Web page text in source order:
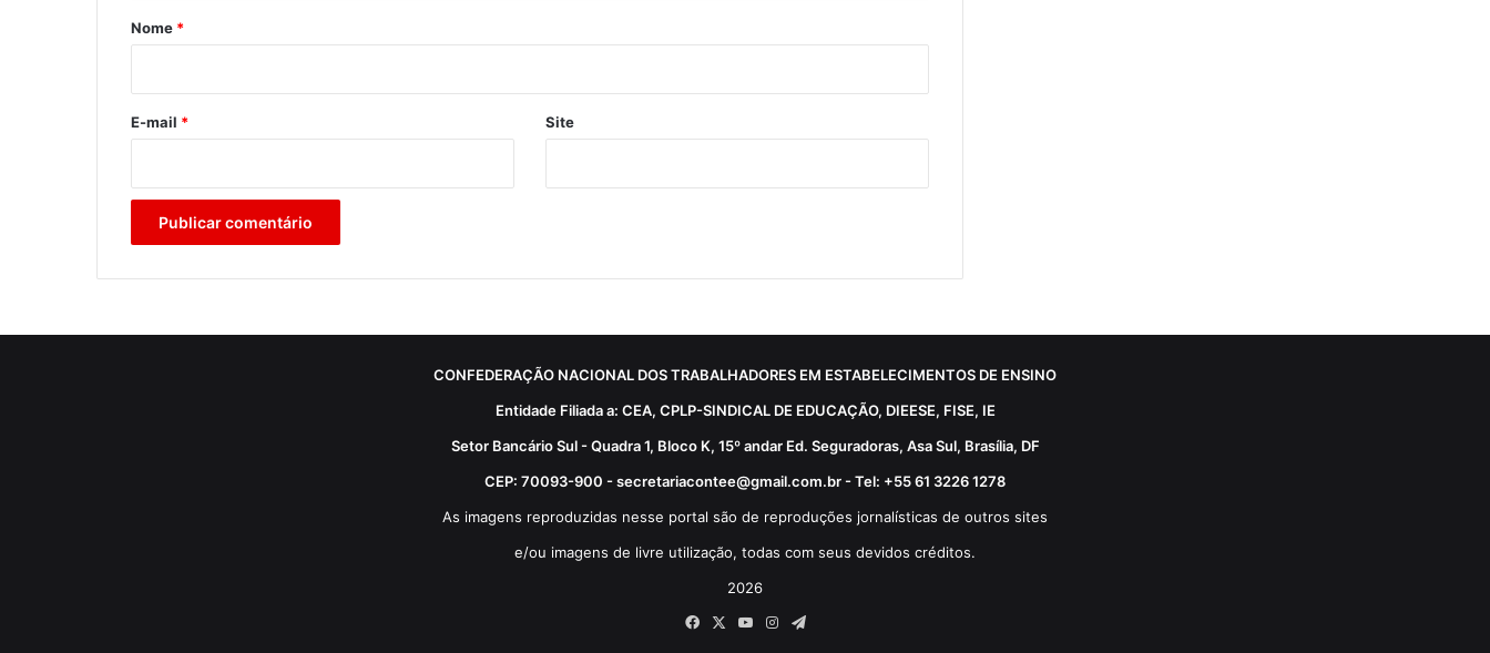
r
*
Nome *
E-mail * Site
CONFEDERAÇÃO NACIONAL DOS TRABALHADORES EM ESTABELECIMENTOS DE ENSINO
Entidade Filiada a: CEA, CPLP-SINDICAL DE EDUCAÇÃO, DIEESE, FISE, IE
Setor Bancário Sul - Quadra 1, Bloco K, 15º andar Ed. Seguradoras, Asa Sul, Brasília, DF
CEP: 70093-900 - secretariacontee@gmail.com.br - Tel: +55 61 3226 1278
As imagens reproduzidas nesse portal são de reproduções jornalísticas de outros sites
e/ou imagens de livre utilização, todas com seus devidos créditos.
2026
FacebookYouTubeInstagram
Telegram